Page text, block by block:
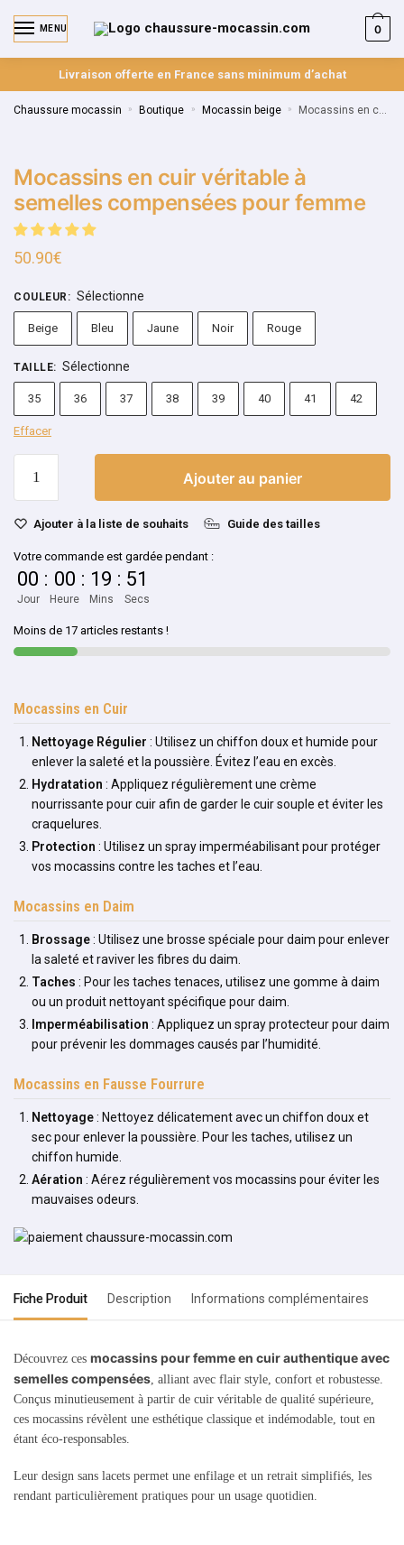
MENU 0
Livraison offerte en France sans minimum d’achat
Chaussure mocassin » Boutique » Mocassin beige » Mocassins en cuir véritable à semelles compensées pour femme
Mocassins en cuir véritable à
semelles compensées pour femme
50.90€
COULEUR : Sélectionne
Beige Bleu Jaune Noir Rouge
TAILLE: Sélectionne
35 36 37 38 39 40 41 42
Effacer
Ajouter au panier
Ajouter à la liste de souhaits Guide des tailles
Votre commande est gardée pendant :
00
Jour
: 00
Heure
: 19
Mins
: 51
Secs
Moins de 17 articles restants !
Mocassins en Cuir
Nettoyage Régulier : Utilisez un chiffon doux et humide pour
enlever la saleté et la poussière. Évitez l’eau en excès.
Hydratation : Appliquez régulièrement une crème
nourrissante pour cuir afin de garder le cuir souple et éviter les
craquelures.
Protection : Utilisez un spray imperméabilisant pour protéger
vos mocassins contre les taches et l’eau.
Mocassins en Daim
Brossage: Utilisez une brosse spéciale pour daim pour enlever
la saleté et raviver les fibres du daim.
Taches : Pour les taches tenaces, utilisez une gomme à daim
ou un produit nettoyant spécifique pour daim.
Imperméabilisation : Appliquez un spray protecteur pour daim
pour prévenir les dommages causés par l’humidité.
Mocassins en Fausse Fourrure
Nettoyage: Nettoyez délicatement avec un chiffon doux et
sec pour enlever la poussière. Pour les taches, utilisez un
chiffon humide.
Aération : Aérez régulièrement vos mocassins pour éviter les
mauvaises odeurs.
Fiche Produit Description Informations complémentaires
Découvrez ces mocassins pour femme en cuir authentique avec
semelles compensées , alliant avec flair style, confort et robustesse.
Conçus minutieusement à partir de cuir véritable de qualité supérieure,
ces mocassins révèlent une esthétique classique et indémodable, tout en
étant éco-responsables.
Leur design sans lacets permet une enfilage et un retrait simplifiés, les
rendant particulièrement pratiques pour un usage quotidien.